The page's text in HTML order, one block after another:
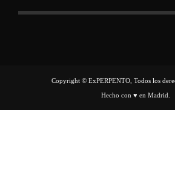
Copyright © ExPERPENTO, Todos los
Hecho con ♥ en Madrid.